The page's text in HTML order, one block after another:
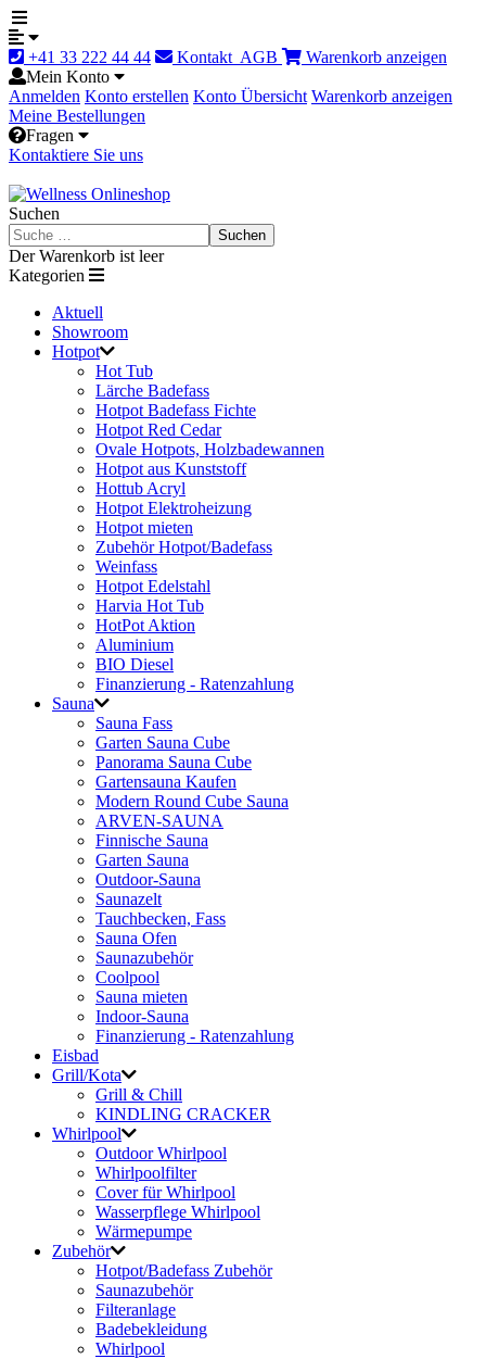
+41 33 222 44 44 Kontakt AGB
Warenkorb anzeigen
Mein Konto
Anmelden Konto erstellen Konto Übersicht Warenkorb anzeigen
Meine Bestellungen
Fragen
Kontaktiere Sie uns
Suchen
Suchen
Der Warenkorb ist leer
Kategorien
Aktuell
Showroom
Hotpot
Hot Tub
Lärche Badefass
Hotpot Badefass Fichte
Hotpot Red Cedar
Ovale Hotpots, Holzbadewannen
Hotpot aus Kunststoff
Hottub Acryl
Hotpot Elektroheizung
Hotpot mieten
Zubehör Hotpot/Badefass
Weinfass
Hotpot Edelstahl
Harvia Hot Tub
HotPot Aktion
Aluminium
BIO Diesel
Finanzierung - Ratenzahlung
Sauna
Sauna Fass
Garten Sauna Cube
Panorama Sauna Cube
Gartensauna Kaufen
Modern Round Cube Sauna
ARVEN-SAUNA
Finnische Sauna
Garten Sauna
Outdoor-Sauna
Saunazelt
Tauchbecken, Fass
Sauna Ofen
Saunazubehör
Coolpool
Sauna mieten
Indoor-Sauna
Finanzierung - Ratenzahlung
Eisbad
Grill/Kota
Grill & Chill
KINDLING CRACKER
Whirlpool
Outdoor Whirlpool
Whirlpoolfilter
Cover für Whirlpool
Wasserpflege Whirlpool
Wärmepumpe
Zubehör
Hotpot/Badefass Zubehör
Saunazubehör
Filteranlage
Badebekleidung
Whirlpool